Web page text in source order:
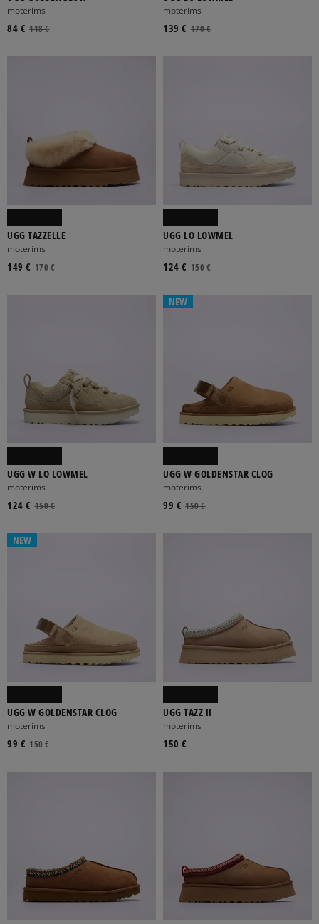
moterims
118 €
84 €
moterims
170 €
139 €
UGG TAZZELLE
moterims
170 €
149 €
UGG LO LOWMEL
moterims
150 €
124 €
UGG W LO LOWMEL
moterims
150 €
124 €
NEW
UGG W GOLDENSTAR CLOG
moterims
150 €
99 €
NEW
UGG W GOLDENSTAR CLOG
moterims
150 €
99 €
UGG TAZZ II
moterims
150 €